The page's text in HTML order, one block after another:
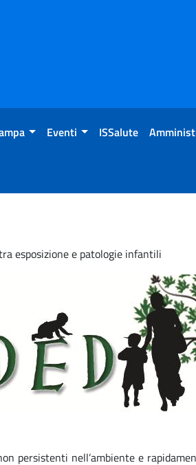
Eventi ISSalute
esposizione e patologie infantili
persistenti nell’ambiente e